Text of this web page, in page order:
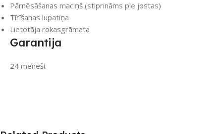
Pārnēsāšanas maciņš (stiprināms pie jostas)
Tīrīšanas lupatiņa
Lietotāja rokasgrāmata
Garantija
24 mēneši.